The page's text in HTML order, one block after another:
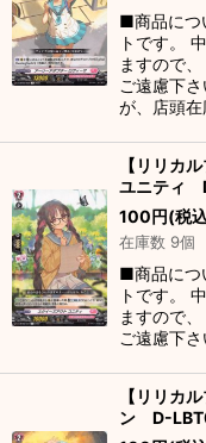
■商品につ
トです。
ますので
ご遠慮下
が、店頭
【リリカ
ユニティ
100円(税
在庫数 9個
■商品につ
トです。
ますので
ご遠慮下
【リリカ
ン D-